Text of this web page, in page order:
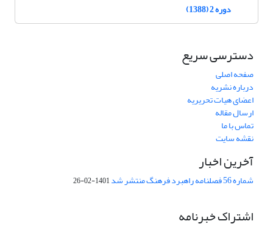
دوره 2 (1388)
دسترسی سریع
صفحه اصلی
درباره نشریه
اعضای هیات تحریریه
ارسال مقاله
تماس با ما
نقشه سایت
آخرین اخبار
شماره 56 فصلنامه راهبرد فرهنگ منتشر شد 1401-02-26
اشتراک خبرنامه